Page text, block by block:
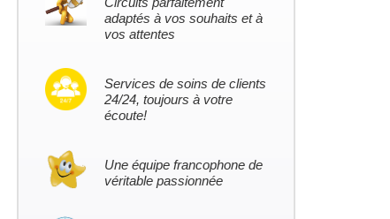
adaptés à vos souhaits et à
vos attentes
Services de soins de clients
24/24, toujours à votre
écoute!
Une équipe francophone de
véritable passionnée